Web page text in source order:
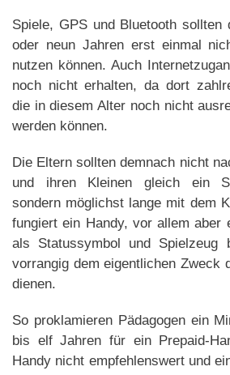
Spiele, GPS und Bluetooth sollten
oder neun Jahren erst einmal
nutzen können. Auch
noch nicht erhalten, da dort
die in diesem Alter noch nicht
werden können.
Die Eltern sollten demnach nicht
und ihren Kleinen gleich ein
sondern möglichst lange mit dem
fungiert ein Handy, vor allem aber
als Statussymbol und Spielzeug
vorrangig dem eigentlichen Zweck
dienen.
So proklamieren Pädagogen ein
bis elf Jahren für ein Prepaid-
Handy nicht empfehlenswert und